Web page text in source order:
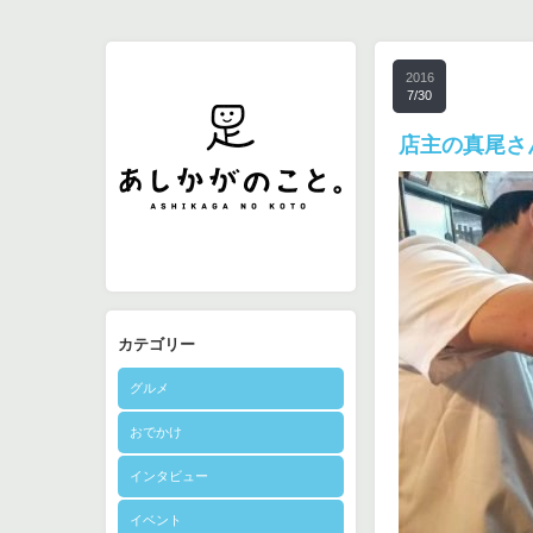
カテゴリー
グルメ
おでかけ
インタビュー
イベント
2016
7/30
店主の真尾さ